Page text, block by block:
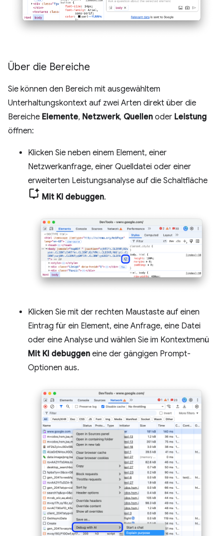
Über die Bereiche
Sie können den Bereich mit ausgewähltem
Unterhaltungskontext auf zwei Arten direkt über die
Bereiche Elemente, Netzwerk, Quellen oder Leistung
öffnen:
Klicken Sie neben einem Element, einer
Netzwerkanfrage, einer Quelldatei oder einer
erweiterten Leistungsanalyse auf die Schaltfläche
Mit KI debuggen.
Klicken Sie mit der rechten Maustaste auf einen
Eintrag für ein Element, eine Anfrage, eine Datei
oder eine Analyse und wählen Sie im Kontextmenü
Mit KI debuggen eine der gängigen Prompt-
Optionen aus.